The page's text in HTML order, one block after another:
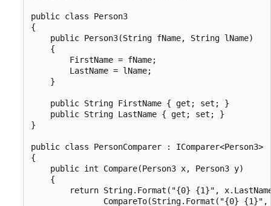
public class Person3
{
    public Person3(String fName, String lName)
    {
        FirstName = fName;
        LastName = lName;
    }
    public String FirstName { get; set; }
    public String LastName { get; set; }
}
public class PersonComparer : IComparer<Person3>
{
    public int Compare(Person3 x, Person3 y)
    {
return String.Format("{0} {1}",
CompareTo(String.Format("{0}